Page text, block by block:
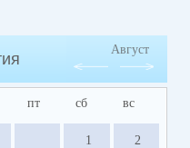
Август
пт сб вс
1 2